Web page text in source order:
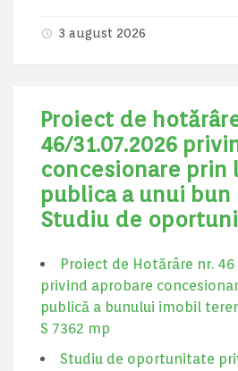
3 august 2026
Proiect de
46/31.07.2026
concesionare prin
publica a unui bun
Studiu de
Proiect de Hotărâre nr. 46
privind aprobare
publică a bunului imobil
S 7362 mp
Studiu de oportunitate